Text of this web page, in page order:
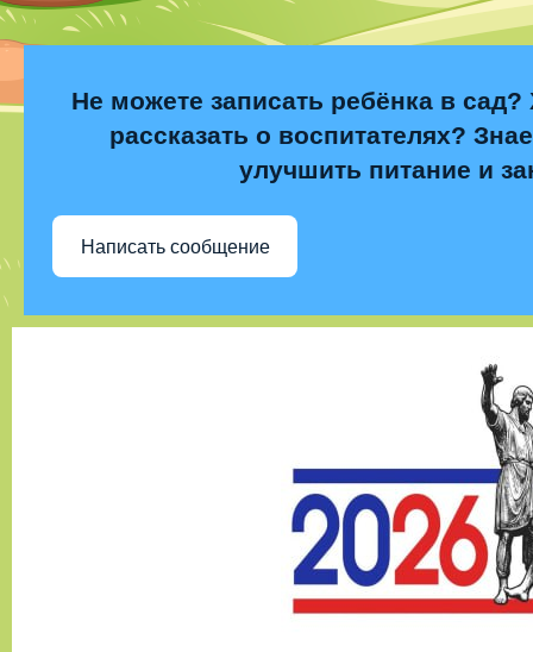
Не можете записать ребёнка в сад?
рассказать о воспитателях?
улучшить питание и
Написать сообщение